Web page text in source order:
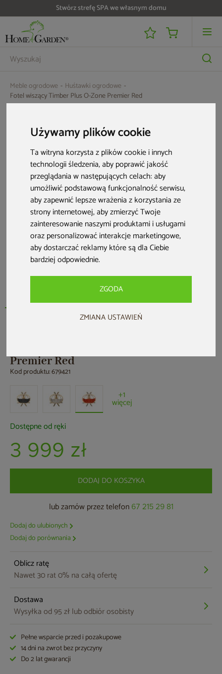
Używamy plików cookie
Ta witryna korzysta z plików cookie i innych
technologii śledzenia, aby poprawić jakość
przeglądania w następujących celach:aby
umożliwić podstawową funkcjonalność serwisu,
aby zapewnić lepsze wrażenia z korzystania ze
strony internetowej,aby zmierzyć Twoje
zainteresowanie naszymi produktami i usługami
oraz personalizować interakcje marketingowe,
aby dostarczać reklamy które są dla Ciebie
bardziej odpowiednie.
ZGODA
ZMIANA USTAWIEŃ
Stwórz strefę SPA we własnym domu
Meble ogrodowe
Huśtawki ogrodowe
Fotel wiszący Timber Plus O-Zone Premier Red
Premier Red
Kod produktu: 679421
+1
więcej
Dostępne od ręki
3 999 zł
DODAJ DO KOSZYKA
lub zamów przez telefon 67 215 29 81
Dodaj do ulubionych
Dodaj do porównania
Oblicz ratę
Nawet 30 rat 0% na całą ofertę
Dostawa
Wysyłka od 95 zł lub odbiór osobisty
Pełne wsparcie przed i pozakupowe
14 dni na zwrot bez przyczyny
Do 2 lat gwarancji